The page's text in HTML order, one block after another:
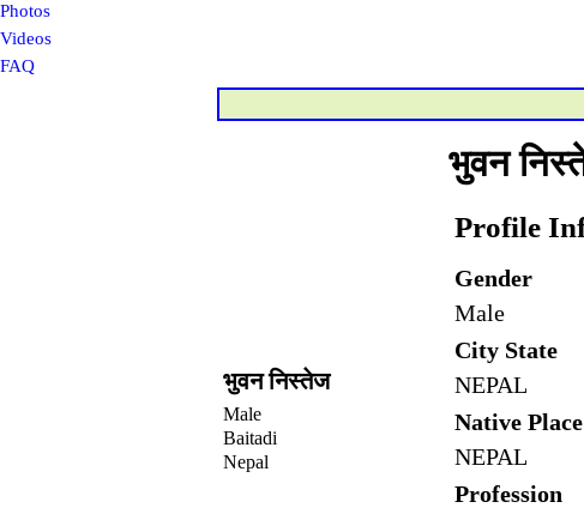
Photos
Videos
FAQ
भुवन निस्तेज
Male
Baitadi
Nepal
भुवन
Profile
Gender
Male
City State
NEPAL
Native Place
NEPAL
Profession